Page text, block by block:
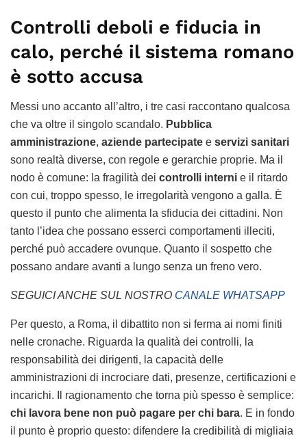
Controlli deboli e fiducia in
calo, perché il sistema romano
è sotto accusa
Messi uno accanto all’altro, i tre casi raccontano qualcosa
che va oltre il singolo scandalo. Pubblica
amministrazione, aziende partecipate e servizi sanitari
sono realtà diverse, con regole e gerarchie proprie. Ma il
nodo è comune: la fragilità dei controlli interni e il ritardo
con cui, troppo spesso, le irregolarità vengono a galla. È
questo il punto che alimenta la sfiducia dei cittadini. Non
tanto l’idea che possano esserci comportamenti illeciti,
perché può accadere ovunque. Quanto il sospetto che
possano andare avanti a lungo senza un freno vero.
SEGUICI ANCHE SUL NOSTRO CANALE WHATSAPP
Per questo, a Roma, il dibattito non si ferma ai nomi finiti
nelle cronache. Riguarda la qualità dei controlli, la
responsabilità dei dirigenti, la capacità delle
amministrazioni di incrociare dati, presenze, certificazioni e
incarichi. Il ragionamento che torna più spesso è semplice:
chi lavora bene non può pagare per chi bara. E in fondo
il punto è proprio questo: difendere la credibilità di migliaia